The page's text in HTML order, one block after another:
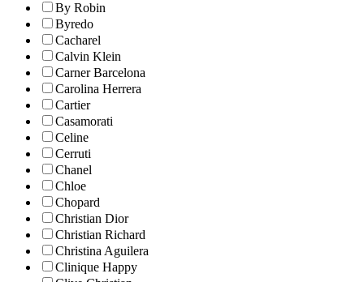
By Robin
Byredo
Cacharel
Calvin Klein
Carner Barcelona
Carolina Herrera
Cartier
Casamorati
Celine
Cerruti
Chanel
Chloe
Chopard
Christian Dior
Christian Richard
Christina Aguilera
Clinique Happy